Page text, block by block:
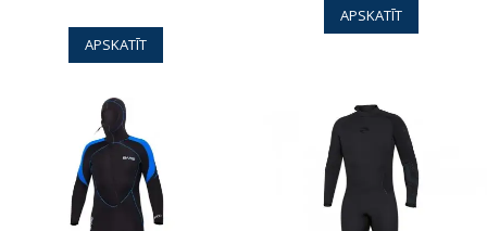
APSKATĪT
APSKATĪT